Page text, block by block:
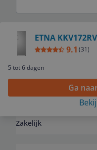
ETNA
9.1 (31)
5 tot 6 dagen
Ga
Service
Zakelijk